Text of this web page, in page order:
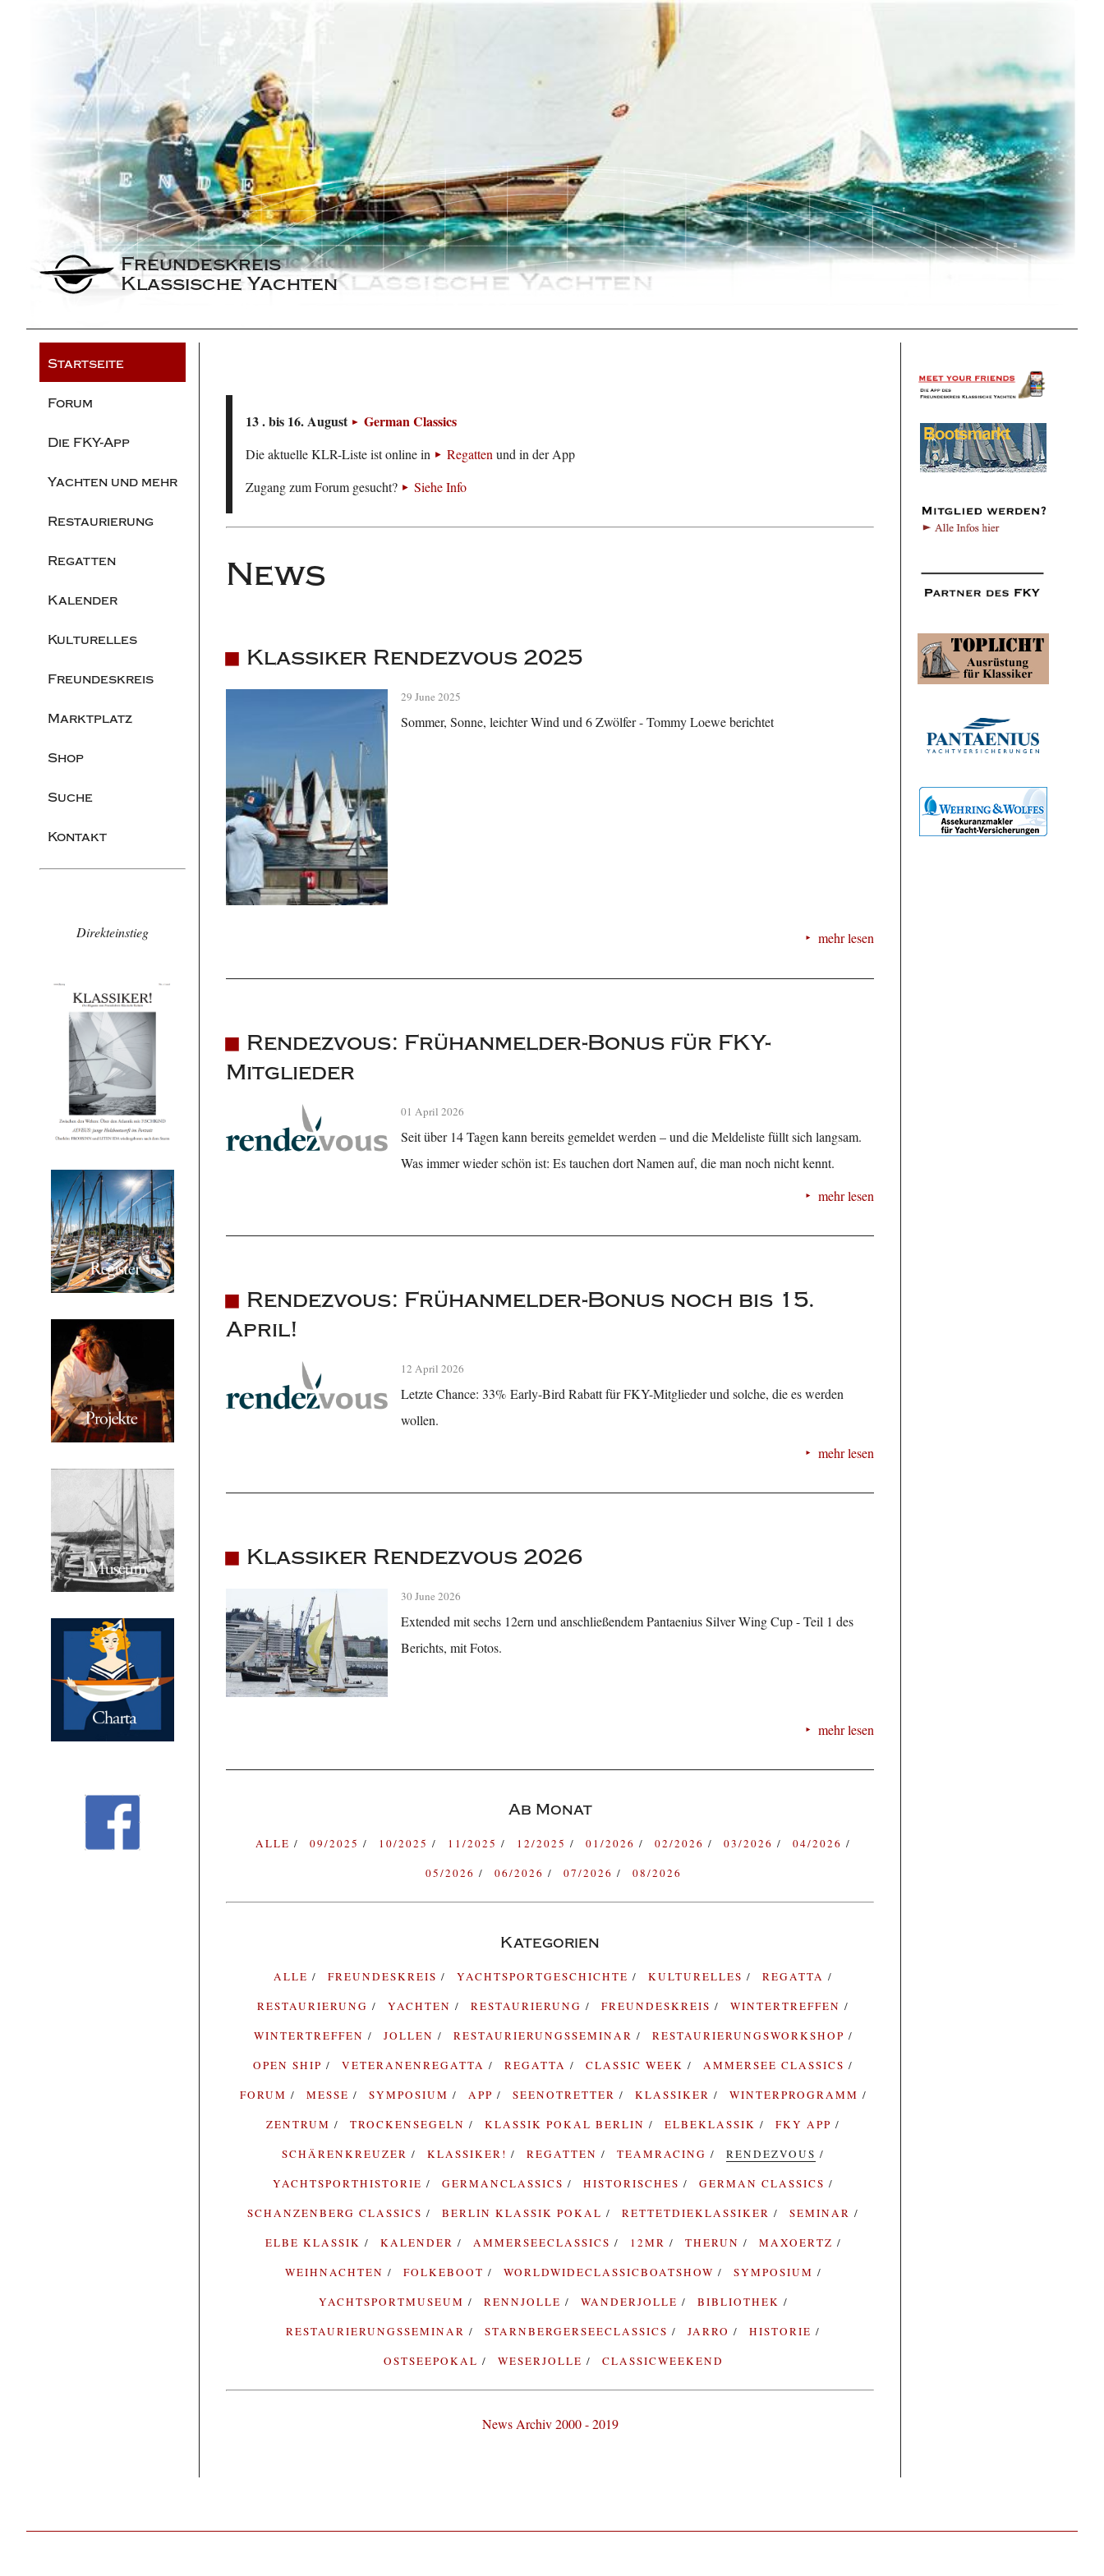
Freundeskreis
Klassische Yachten
Startseite
Forum
Die FKY-App
Yachten und mehr
Restaurierung
Regatten
Kalender
Kulturelles
Freundeskreis
Marktplatz
Shop
Suche
Kontakt
Direkteinstieg
13 . bis 16. August German Classics
Die aktuelle KLR-Liste ist online in Regattenund in der App
Zugang zum Forum gesucht?
Siehe Info
News
Klassiker Rendezvous 2025
29 June 2025
Sommer, Sonne, leichter Wind und 6 Zwölfer - Tommy Loewe berichtet
mehr lesen
Rendezvous: Frühanmelder-Bonus für FKY-
Mitglieder
01 April 2026
Seit über 14 Tagen kann bereits gemeldet werden – und die Meldeliste füllt sich langsam.
Was immer wieder schön ist: Es tauchen dort Namen auf, die man noch nicht kennt.
mehr lesen
Rendezvous: Frühanmelder-Bonus noch bis 15.
April!
12 April 2026
Letzte Chance: 33% Early-Bird Rabatt für FKY-Mitglieder und solche, die es werden
wollen.
mehr lesen
Klassiker Rendezvous 2026
30 June 2026
Extended mit sechs 12ern und anschließendem Pantaenius Silver Wing Cup - Teil 1 des
Berichts, mit Fotos.
mehr lesen
Ab Monat
ALLE 09/2025 10/2025 11/2025 12/2025 01/2026 02/2026 03/2026
04/2026
05/2026
06/2026 07/2026 08/2026
Kategorien
ALLE FREUNDESKREIS YACHTSPORTGESCHICHTE KULTURELLES
REGATTA
RESTAURIERUNG
YACHTEN RESTAURIERUNG FREUNDESKREIS
WINTERTREFFEN
WINTERTREFFEN
JOLLEN RESTAURIERUNGSSEMINAR
RESTAURIERUNGSWORKSHOP
OPEN SHIP
VETERANENREGATTA REGATTA CLASSIC WEEK
AMMERSEE CLASSICS
FORUM
MESSE SYMPOSIUM APP SEENOTRETTER KLASSIKER
WINTERPROGRAMM
ZENTRUM
TROCKENSEGELN KLASSIK POKAL BERLIN ELBEKLASSIK
FKY APP
SCHÄRENKREUZER
KLASSIKER! REGATTEN TEAMRACING
RENDEZVOUS
YACHTSPORTHISTORIE
GERMANCLASSICS HISTORISCHES
GERMAN CLASSICS
SCHANZENBERG CLASSICS
BERLIN KLASSIK POKAL RETTETDIEKLASSIKER
SEMINAR
ELBE KLASSIK
KALENDER AMMERSEECLASSICS 12MR THERUN
MAXOERTZ
WEIHNACHTEN
FOLKEBOOT WORLDWIDECLASSICBOATSHOW
SYMPOSIUM
YACHTSPORTMUSEUM
RENNJOLLE WANDERJOLLE
BIBLIOTHEK
RESTAURIERUNGSSEMINAR
STARNBERGERSEECLASSICS JARRO
HISTORIE
OSTSEEPOKAL
WESERJOLLE CLASSICWEEKEND
News Archiv 2000 - 2019